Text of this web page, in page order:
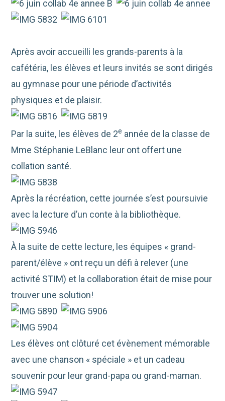
Après avoir accueilli les grands-parents à la
cafétéria, les élèves et leurs invités se sont dirigés
au gymnase pour une période d’activités
physiques et de plaisir.
Par la suite, les élèves de 2e année de la classe de
Mme Stéphanie LeBlanc leur ont offert une
collation santé.
Après la récréation, cette journée s’est poursuivie
avec la lecture d’un conte à la bibliothèque.
À la suite de cette lecture, les équipes « grand-
parent/élève » ont reçu un défi à relever (une
activité STIM) et la collaboration était de mise pour
trouver une solution!
Les élèves ont clôturé cet évènement mémorable
avec une chanson « spéciale » et un cadeau
souvenir pour leur grand-papa ou grand-maman.